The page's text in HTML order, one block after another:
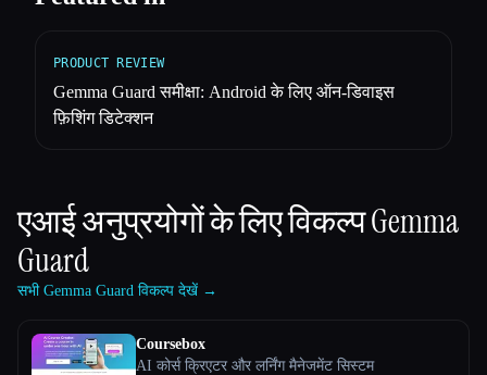
PRODUCT REVIEW
Gemma Guard समीक्षा: Android के लिए ऑन-डिवाइस
फ़िशिंग डिटेक्शन
एआई अनुप्रयोगों के लिए विकल्पGemma
Guard
सभी Gemma Guard विकल्प देखें →
Coursebox
AI कोर्स क्रिएटर और लर्निंग मैनेजमेंट सिस्टम